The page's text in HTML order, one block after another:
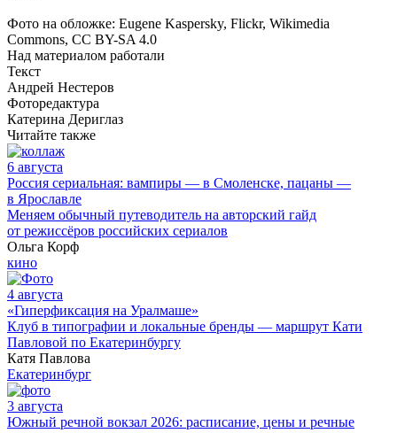
Фото на обложке: Eugene Kaspersky, Flickr, Wikimedia
Commons, CC BY-SA 4.0
Над материалом работали
Текст
Андрей Нестеров
Фоторедактура
Катерина Дериглаз
Читайте также
6 августа
Россия сериальная: вампиры — в Смоленске, пацаны —
в Ярославле
Меняем обычный путеводитель на авторский гайд
от режиссёров российских сериалов
Ольга Корф
кино
4 августа
«Гиперфиксация на Уралмаше»
Клуб в типографии и локальные бренды — маршрут Кати
Павловой по Екатеринбургу
Катя Павлова
Екатеринбург
3 августа
Южный речной вокзал 2026: расписание, цены и речные